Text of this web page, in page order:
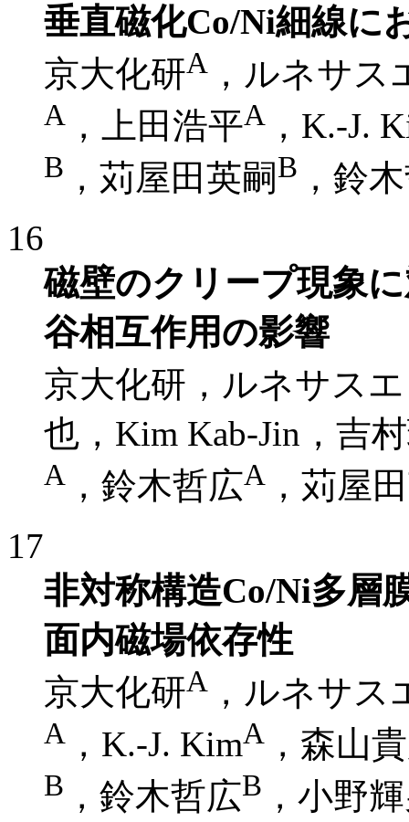
垂直磁化Co/Ni細線に
京大化研A ，ルネサ
A ，上田浩平A ，K.-J.
B ，苅屋田英嗣B ，鈴
16
磁壁のクリープ現象
谷相互作用の影響
京大化研，ルネサス
也，Kim Kab-Jin，吉
A ，鈴木哲広A ，苅屋
17
非対称構造Co/Ni多層
面内磁場依存性
京大化研A ，ルネサ
A ，K.-J. KimA ，森山
B ，鈴木哲広B ，小野